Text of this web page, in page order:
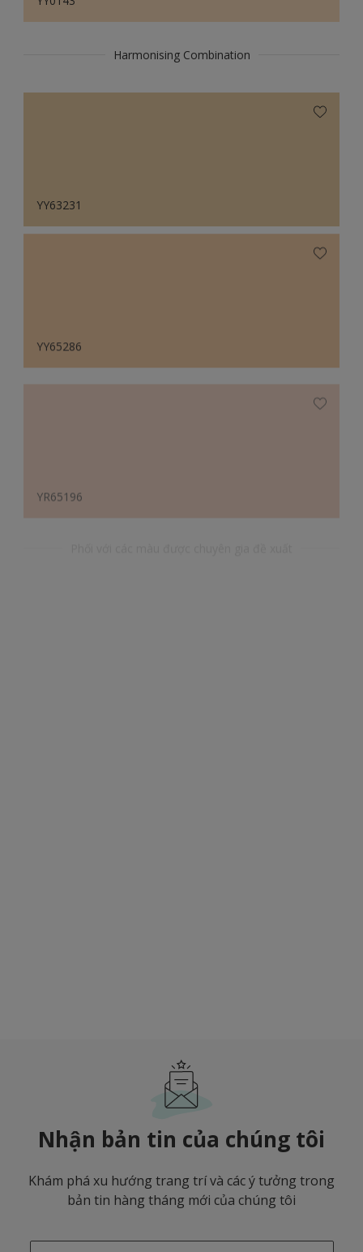
Harmonising Combination
YY63231
YY65286
Nhận bản tin của chúng tôi
Khám phá xu hướng trang trí và các ý tưởng trong
bản tin hàng tháng mới của chúng tôi